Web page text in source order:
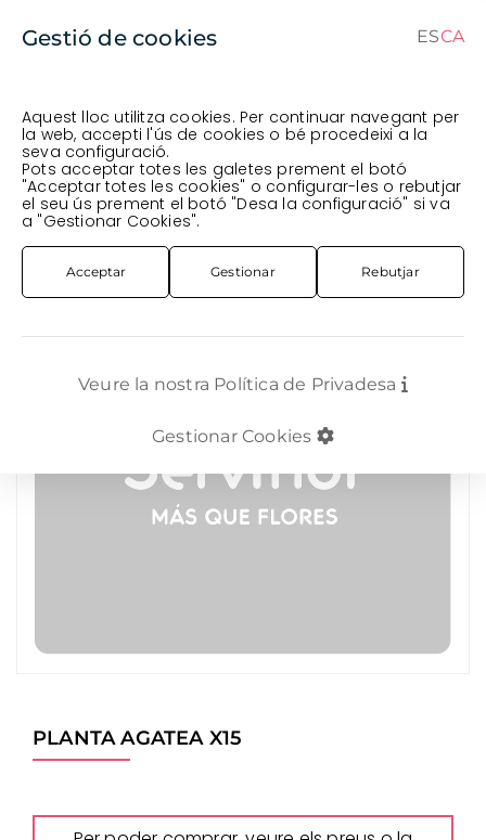
CAES
Comanda en curs (prevista per al) · Transportista
Veure comanda
PLANTA EXTERIOR PLANTA AGATEA X15
PLANTA AGATEA X15
Gestió de cookies ESCA
Aquest lloc utilitza cookies. Per continuar navegant per
la web, accepti l'ús de cookies o bé procedeixi a la
seva configuració.
Pots acceptar totes les galetes prement el botó
"Acceptar totes les cookies" o configurar-les o rebutjar
el seu ús prement el botó "Desa la configuració" si va
a "Gestionar Cookies".
Acceptar Gestionar Rebutjar
Veure la nostra Política de Privadesa
Gestionar Cookies